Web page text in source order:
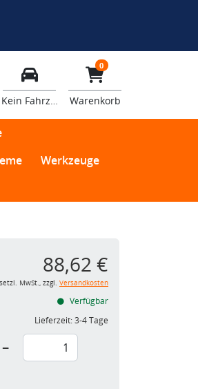
Kein Fahrzeug
0
Warenkorb
Werkzeuge
88,62 €
MwSt., zzgl. Versandkosten
Verfügbar
Lieferzeit:3-4 Tage
−